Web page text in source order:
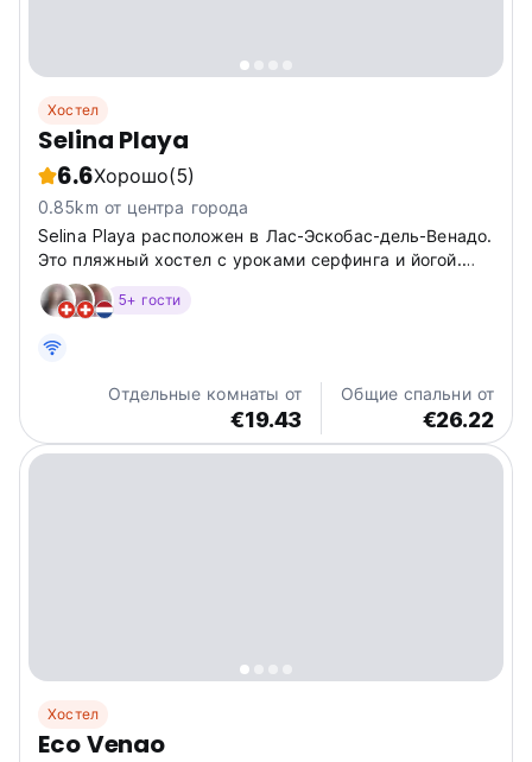
Хостел
Selina Playa
6.6Хорошо(5)
0.85km от центра города
Selina Playa расположен в Лас-Эскобас-дель-Венадо.
Это пляжный хостел с уроками серфинга и йогой.
Панамский рай для цифровых кочевников. (Auto-
translated from original language)
5+ гости
Отдельные комнаты от
€19.43
Общие спальни от
€26.22
Хостел
Eco Venao